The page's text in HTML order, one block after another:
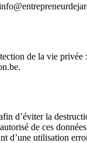
de la vie
.
d’éviter la
de ces
utilisation